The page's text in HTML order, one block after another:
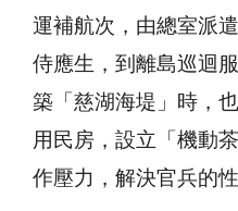
運補航次，由總室派
侍應生，到離島巡迴
築「慈湖海堤」時，
用民房，設立「機動
作壓力，解決官兵的性